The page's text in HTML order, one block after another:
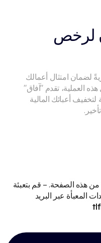
لرخص
لضمان امتثال أعمالك
العملية، تقدم "آفاق"
أعبائك المالية
من هذه الصفحة. – قم بتعبئة
المعبأة عبر البريد